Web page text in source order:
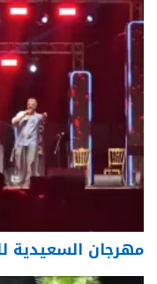
مهرجان السعيدية